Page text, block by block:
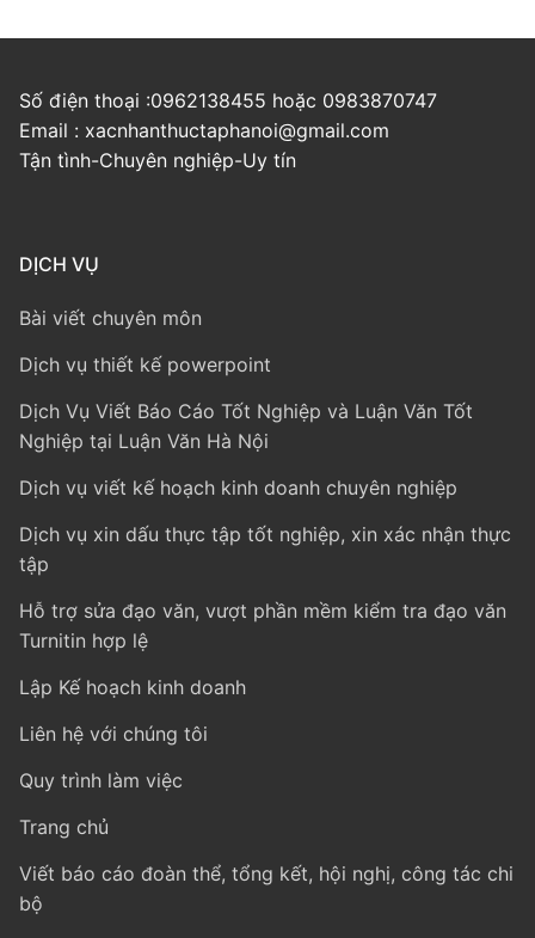
Số điện thoại :0962138455 hoặc 0983870747
Email : xacnhanthuctaphanoi@gmail.com
Tận tình-Chuyên nghiệp-Uy tín
DỊCH VỤ
Bài viết chuyên môn
Dịch vụ thiết kế powerpoint
Dịch Vụ Viết Báo Cáo Tốt Nghiệp và Luận Văn Tốt
Nghiệp tại Luận Văn Hà Nội
Dịch vụ viết kế hoạch kinh doanh chuyên nghiệp
Dịch vụ xin dấu thực tập tốt nghiệp, xin xác nhận thực
tập
Hỗ trợ sửa đạo văn, vượt phần mềm kiểm tra đạo văn
Turnitin hợp lệ
Lập Kế hoạch kinh doanh
Liên hệ với chúng tôi
Quy trình làm việc
Trang chủ
Viết báo cáo đoàn thể, tổng kết, hội nghị, công tác chi
bộ